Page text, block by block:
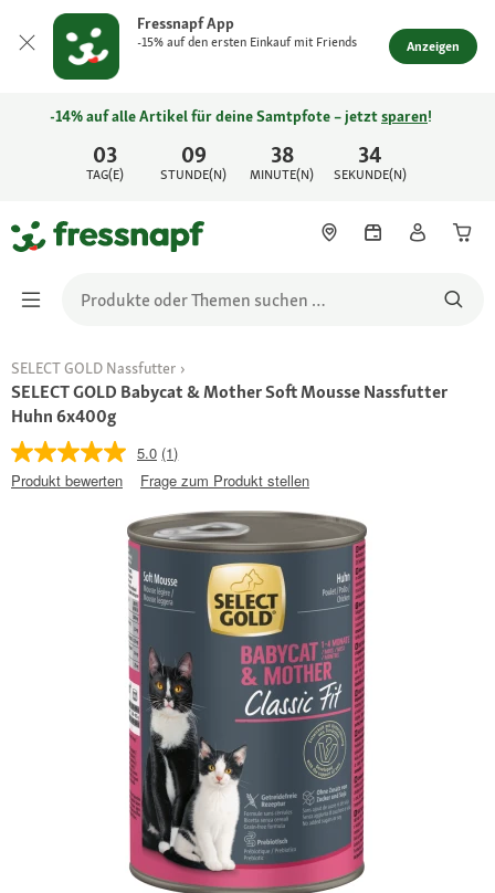
Fressnapf App
-15% auf den ersten Einkauf mit Friends Anzeigen
03
TAG(E)
09
STUNDE(N)
38
MINUTE(N)
34
SEKUNDE(N)
-14% auf alle Artikel für deine Samtpfote – jetztsparen!
SELECT GOLD Nassfutter
SELECT GOLD Babycat & Mother Soft Mousse Nassfutter
Huhn 6x400g
5.0 (1)
Produkt bewerten
Frage zum Produkt stellen